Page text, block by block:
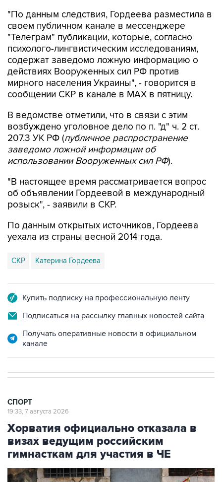
"По данным следствия, Гордеева разместила в
своем публичном канале в мессенджере
"Телеграм" публикации, которые, согласно
психолого-лингвистическим исследованиям,
содержат заведомо ложную информацию о
действиях Вооруженных сил РФ против
мирного населения Украины", - говорится в
сообщении СКР в канале в MAX в пятницу.
В ведомстве отметили, что в связи с этим
возбуждено уголовное дело по п. "д" ч. 2 ст.
207.3 УК РФ (публичное распространение
заведомо ложной информации об
использовании Вооруженных сил РФ).
"В настоящее время рассматривается вопрос
об объявлении Гордеевой в международный
розыск", - заявили в СКР.
По данным открытых источников, Гордеева
уехала из страны весной 2014 года.
СКР Катерина Гордеева
Купить подписку на профессиональную ленту
Подписаться на рассылку главных новостей сайта
Получать оперативные новости в официальном
канале
СПОРТ
19:33, 7 августа 2026
Хорватия официально отказала в
визах ведущим российским
гимнасткам для участия в ЧЕ